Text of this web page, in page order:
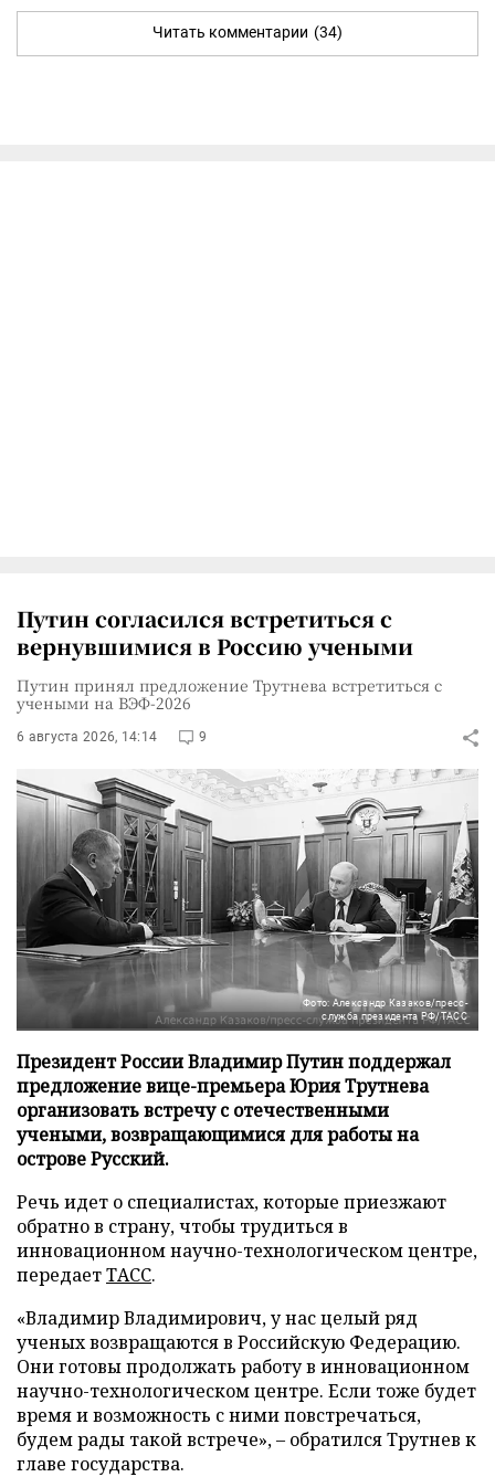
Читать комментарии (34)
Путин согласился встретиться с
вернувшимися в Россию учеными
Путин принял предложение Трутнева встретиться с
учеными на ВЭФ-2026
6 августа 2026, 14:14 9
Фото: Александр Казаков/пресс-
служба президента РФ/ТАСС
Президент России Владимир Путин поддержал
предложение вице-премьера Юрия Трутнева
организовать встречу с отечественными
учеными, возвращающимися для работы на
острове Русский.
Речь идет о специалистах, которые приезжают
обратно в страну, чтобы трудиться в
инновационном научно-технологическом центре,
передаетТАСС.
«Владимир Владимирович, у нас целый ряд
ученых возвращаются в Российскую Федерацию.
Они готовы продолжать работу в инновационном
научно-технологическом центре. Если тоже будет
время и возможность с ними повстречаться,
будем рады такой встрече», – обратился Трутнев к
главе государства.